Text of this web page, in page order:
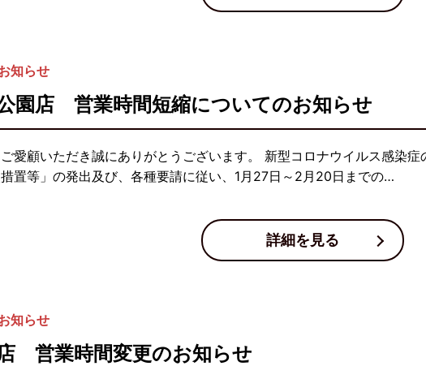
知らせ
園店 営業時間短縮についてのお知らせ
愛顧いただき誠にありがとうございます。 新型コロナウイルス感染
措置等」の発出及び、各種要請に従い、1月27日～2月20日までの…
詳細を見る
知らせ
営業時間変更のお知らせ